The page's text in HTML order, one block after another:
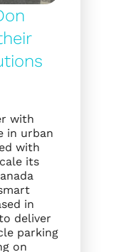
with
in urban
with
its
in
deliver
parking
on